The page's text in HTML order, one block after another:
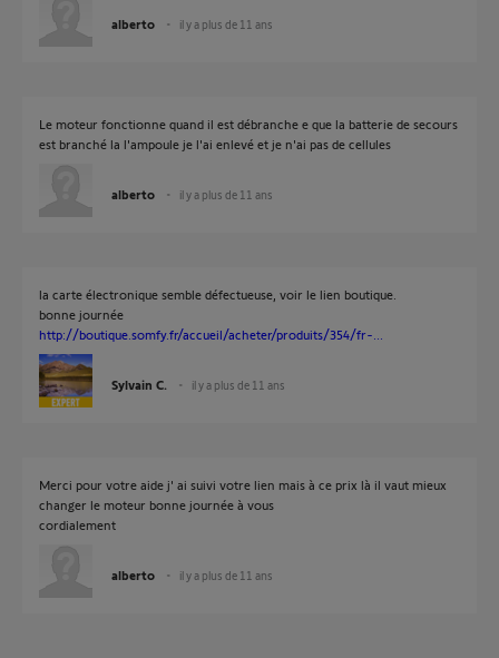
alberto il y a plus de 11 ans
Le moteur fonctionne quand il est débranche e que la batterie de secours
est branché la l'ampoule je l'ai enlevé et je n'ai pas de cellules
alberto il y a plus de 11 ans
la carte électronique semble défectueuse, voir le lien boutique.
bonne journée
http://boutique.somfy.fr/accueil/acheter/produits/354/fr-...
Sylvain C. il y a plus de 11 ans
Merci pour votre aide j' ai suivi votre lien mais à ce prix là il vaut mieux
changer le moteur bonne journée à vous
cordialement
alberto il y a plus de 11 ans